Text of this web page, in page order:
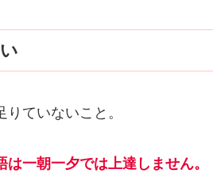
ていないこと。
は一朝一夕では上達しません。